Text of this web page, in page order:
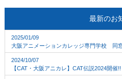
最新のお
2025/01/09
大阪アニメーションカレッジ専門学校 同
2024/10/07
【CAT・大阪アニカレ】CAT伝説2024開催!!